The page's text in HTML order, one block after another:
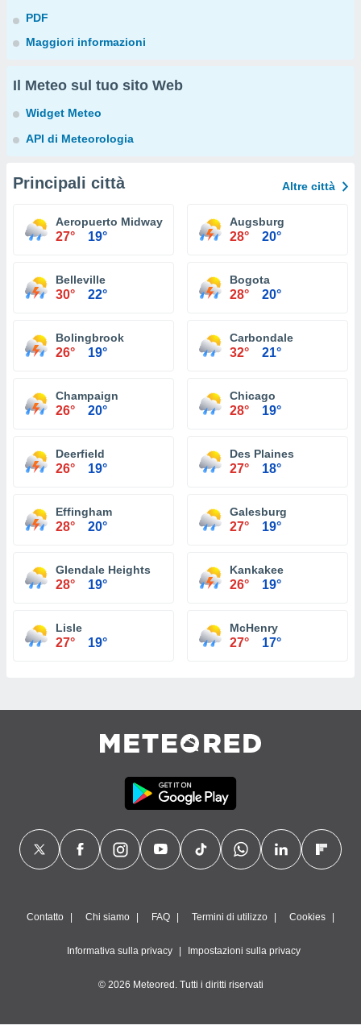
PDF
Maggiori informazioni
Il Meteo sul tuo sito Web
Widget Meteo
API di Meteorologia
Principali città Altre città
Aeropuerto Midway Chicago
27° 19°
Augsburg
28° 20°
Belleville
30° 22°
Bogota
28° 20°
Bolingbrook
26° 19°
Carbondale
32° 21°
Champaign
26° 20°
Chicago
28° 19°
Deerfield
26° 19°
Des Plaines
27° 18°
Effingham
28° 20°
Galesburg
27° 19°
Glendale Heights
28° 19°
Kankakee
26° 19°
Lisle
27° 19°
McHenry
27° 17°
Contatto Chi siamo FAQ Termini di utilizzo Cookies
Informativa sulla privacy Impostazioni sulla privacy
© 2026 Meteored. Tutti i diritti riservati